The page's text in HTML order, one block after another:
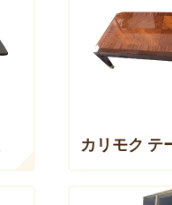
カリモク テ